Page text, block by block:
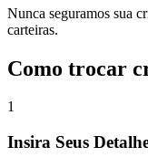
Nunca seguramos sua
carteiras.
Como trocar
1
Insira Seus